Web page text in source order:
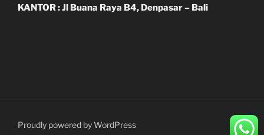
KANTOR : Jl Buana Raya B4, Denpasar – Bali
Proudly powered by WordPress